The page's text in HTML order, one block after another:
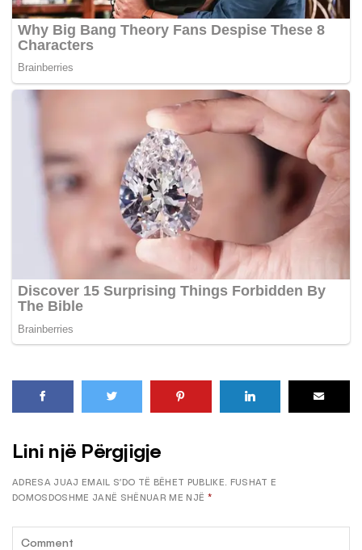
Lini një Përgjigje
ADRESA JUAJ EMAIL S’DO TË BËHET PUBLIKE. FUSHAT E
DOMOSDOSHME JANË SHËNUAR ME NJË *